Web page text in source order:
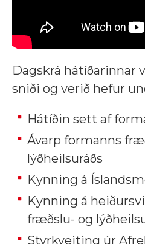
Dagskrá hátíðarinnar
sniði og verið hefur
Hátíðin sett af
Ávarp formanns
lýðheilsuráðs
Kynning á
Kynning á
fræðslu- og
Styrkveiting úr